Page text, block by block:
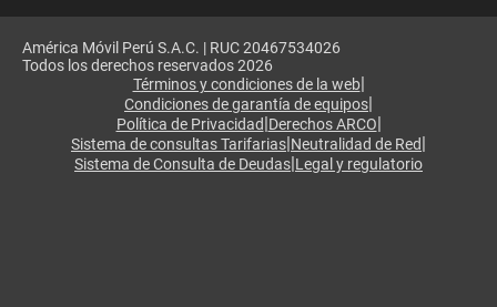
América Móvil Perú S.A.C. | RUC 20467534026
Todos los derechos reservados 2026
Términos y condiciones de la web|
Condiciones de garantía de equipos|
Política de Privacidad|Derechos ARCO|
Sistema de consultas Tarifarias|Neutralidad de Red|
Sistema de Consulta de Deudas|Legal y regulatorio